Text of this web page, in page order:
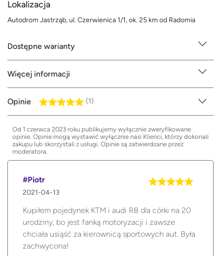
Lokalizacja
Autodrom Jastrząb, ul. Czerwienica 1/1, ok. 25 km od Radomia
Dostępne warianty
Więcej informacji
Opinie (1)
Od 1 czerwca 2023 roku publikujemy wyłącznie zweryfikowane
opinie. Opinie mogą wystawić wyłącznie nasi Klienci, którzy dokonali
zakupu lub skorzystali z usługi. Opinie są zatwierdzane przez
moderatora.
#Piotr
2021-04-13
Kupiłem pojedynek KTM i audi R8 dla córki na 20
urodziny, bo jest fanką motoryzacji i zawsze
chciała usiąść za kierownicą sportowych aut. Była
zachwycona!